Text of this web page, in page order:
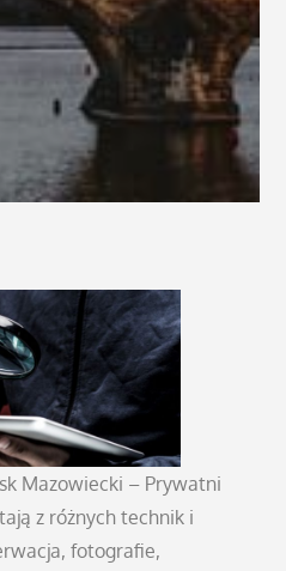
Mazowiecki – Prywatni
z różnych technik i
fotografie,